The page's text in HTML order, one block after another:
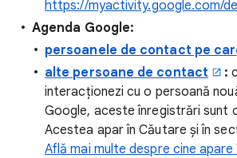
https://myactivity.google.com/
Agenda Google:
persoanele de contact pe
alte persoane de contact
:
interacționezi cu o persoană
Google, aceste înregistrări sunt
Acestea apar în Căutare și în
Află mai multe despre cine apare